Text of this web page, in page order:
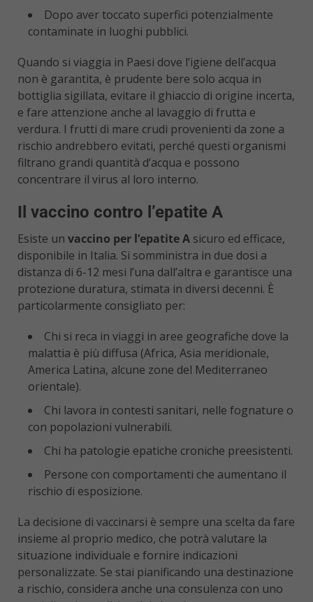
Dopo aver toccato superfici potenzialmente
contaminate in luoghi pubblici.
Quando si viaggia in Paesi dove l’igiene dell’acqua
non è garantita, è prudente bere solo acqua in
bottiglia sigillata, evitare il ghiaccio di origine incerta,
e fare attenzione anche al lavaggio di frutta e
verdura. I frutti di mare crudi provenienti da zone a
rischio andrebbero evitati, perché questi organismi
filtrano grandi quantità d’acqua e possono
concentrare il virus al loro interno.
Il vaccino contro l’epatite A
Esiste un vaccino per l’epatite A sicuro ed efficace,
disponibile in Italia. Si somministra in due dosi a
distanza di 6-12 mesi l’una dall’altra e garantisce una
protezione duratura, stimata in diversi decenni. È
particolarmente consigliato per:
Chi si reca in viaggi in aree geografiche dove la
malattia è più diffusa (Africa, Asia meridionale,
America Latina, alcune zone del Mediterraneo
orientale).
Chi lavora in contesti sanitari, nelle fognature o
con popolazioni vulnerabili.
Chi ha patologie epatiche croniche preesistenti.
Persone con comportamenti che aumentano il
rischio di esposizione.
La decisione di vaccinarsi è sempre una scelta da fare
insieme al proprio medico, che potrà valutare la
situazione individuale e fornire indicazioni
personalizzate. Se stai pianificando una destinazione
a rischio, considera anche una consulenza con uno